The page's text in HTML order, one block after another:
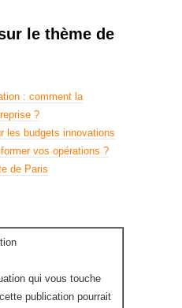
le thème de
: comment la
?
les budgets innovations
vos opérations ?
de Paris
qui vous touche
publication pourrait